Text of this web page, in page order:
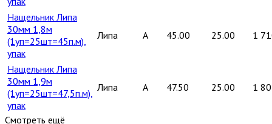
Нащельник Липа
30мм 1,8м
(1уп=25шт=45п.м),
упак
Липа A 45.00 25.00 1
Нащельник Липа
30мм 1,9м
(1уп=25шт=47,5п.м),
упак
Липа A 47.50 25.00 1
Смотреть ещё